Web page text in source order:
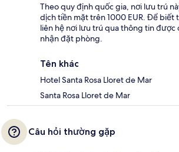
Theo quy định quốc gia, nơi lưu trú
dịch tiền mặt trên 1000 EUR. Để biết
liên hệ nơi lưu trú qua thông tin được
nhận đặt phòng.
Tên khác
Hotel Santa Rosa Lloret de Mar
Santa Rosa Lloret de Mar
Câu hỏi thường gặp